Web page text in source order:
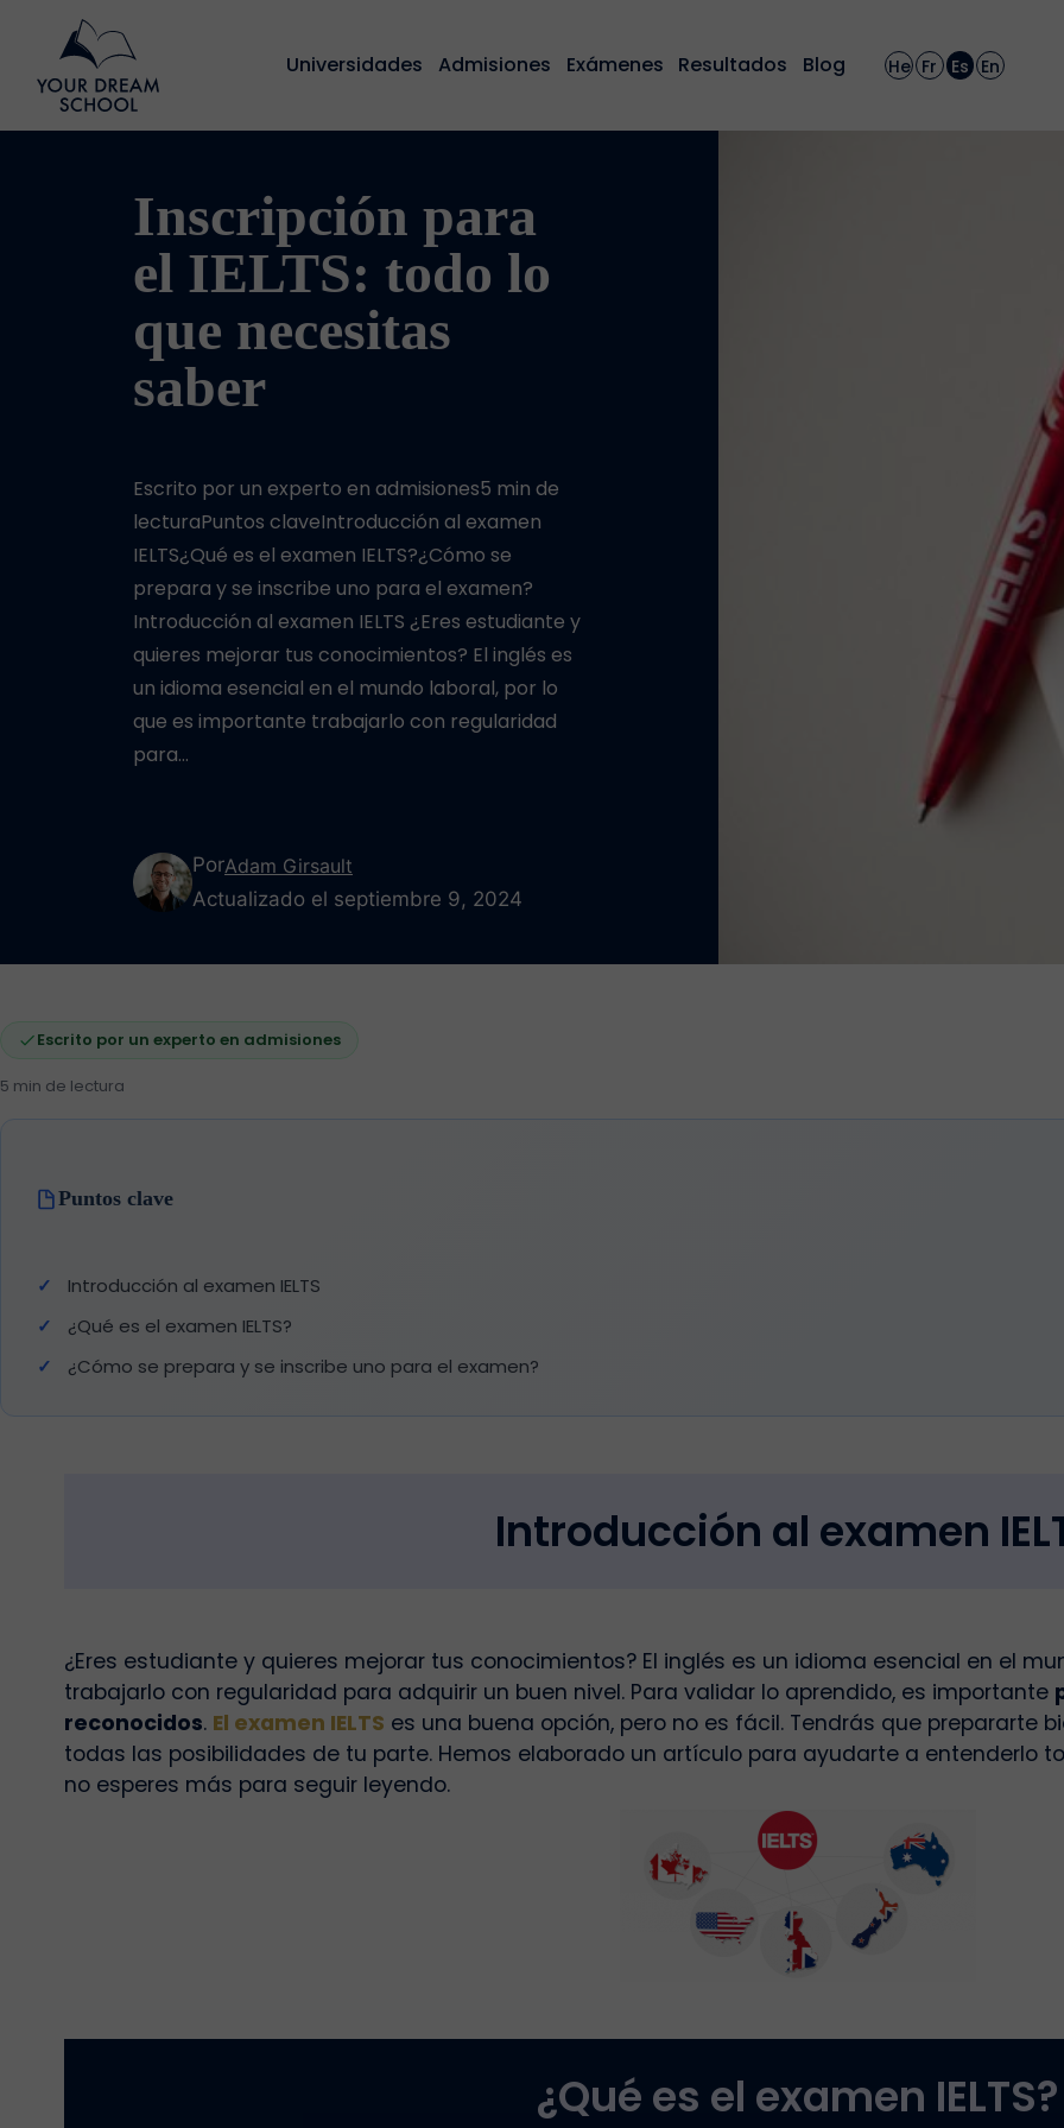
Universidades Admisiones Exámenes Resultados Blog He Fr Es En
Inscripción para
el IELTS: todo lo
que necesitas
saber
Escrito por un experto en admisiones5 min de
lecturaPuntos claveIntroducción al examen
IELTS¿Qué es el examen IELTS?¿Cómo se
prepara y se inscribe uno para el examen?
Introducción al examen IELTS ¿Eres estudiante y
quieres mejorar tus conocimientos? El inglés es
un idioma esencial en el mundo laboral, por lo
que es importante trabajarlo con regularidad
para…
PorAdam Girsault
Actualizado el septiembre 9, 2024
Escrito por un experto en admisiones
5 min de lectura
Puntos clave
Introducción al examen IELTS
¿Qué es el examen IELTS?
¿Cómo se prepara y se inscribe uno para el examen?
Introducción al examen
¿Eres estudiante y quieres mejorar tus conocimientos? El inglés es un idioma esencial en el
trabajarlo con regularidad para adquirir un buen nivel. Para validar lo aprendido, es importante
reconocidos. El examen IELTS es una buena opción, pero no es fácil. Tendrás que prepararte
todas las posibilidades de tu parte. Hemos elaborado un artículo para ayudarte a entenderlo
no esperes más para seguir leyendo.
¿Qué es el examen IELTS?